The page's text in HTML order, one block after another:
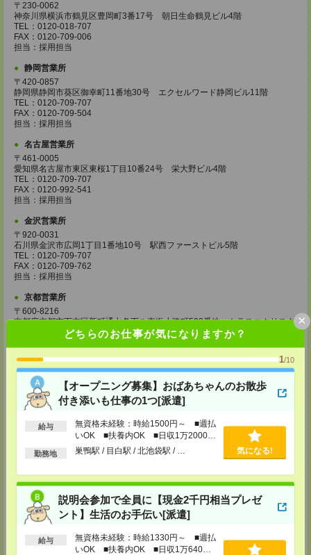
どちらのお仕事が気になりますか？
1/10
【オープニング募集】おばあちゃんのお散歩
付き添いも仕事の1つ[派遣]
給与
無資格未経験：時給1500円～ ■週払
いOK ■扶養内OK ■日収1万2000円
以上
勤務地 巣鴨駅 / 目白駅 / 北池袋駅 / … 気になる!
説明会参加で全員に【現金2千円相当プレゼ
ント】生活のお手伝い[派遣]
給与
無資格未経験：時給1330円～ ■週払
いOK ■扶養内OK ■日収1万640円
×
〒230-0062
神奈川県横浜市鶴見区豊岡町3番17号 朝日生命鶴見ビル4階
TEL：0120-018-707
FAX：0120-709-006
担当：採用担当
静岡営業所
〒420-0857
静岡県静岡市葵区御幸町11番地30号 エクセルワード静岡ビル11階
TEL：0120-709-707
FAX：0120-709-504
担当：採用担当
名古屋営業所
〒461-0005
愛知県名古屋市東区東桜1丁目10番24号 栄大野ビル4階
TEL：0120-709-707
FAX：0120-992-541
担当：採用担当
金沢営業所
〒920-0031
石川県金沢市広岡1丁目1番地10号 駅西ファーストビル5階
TEL：0120-709-707
FAX：0120-709-762
担当：採用担当
京都営業所
〒600-8216
京都府京都市下京区新町通七条下ル東塩小路町593番地 トラスコクリスタ
TEL：0120-709-707
担当：採用担当
大阪営業所
〒530-0017
大阪府大阪市北区角田町8番1号 大阪梅田ツインタワーズ・ノース34階
TEL：0120-995-985
FAX：0120-992-568
神戸営業所
〒650-0044
兵庫県神戸市中央区東川崎町1丁目3番3号 神戸ハーバーランドセンタービ
ル18階
TEL：0120-995-984
FAX：0120-709-785
担当：採用担当
広島営業所